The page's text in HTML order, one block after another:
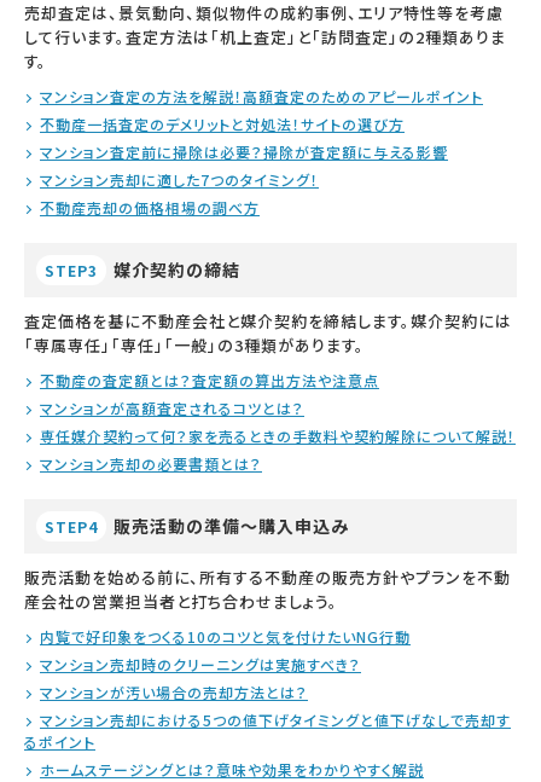
売却査定は、景気動向、類似物件の成約事例、エリア特性等を考慮
して行います。査定方法は「机上査定」と「訪問査定」の2種類ありま
す。
マンション査定の方法を解説！高額査定のためのアピールポイント
不動産一括査定のデメリットと対処法！サイトの選び方
マンション査定前に掃除は必要？掃除が査定額に与える影響
マンション売却に適した7つのタイミング！
不動産売却の価格相場の調べ方
STEP3 媒介契約の締結
査定価格を基に不動産会社と媒介契約を締結します。媒介契約には
「専属専任」「専任」「一般」の3種類があります。
不動産の査定額とは？査定額の算出方法や注意点
マンションが高額査定されるコツとは？
専任媒介契約って何？家を売るときの手数料や契約解除について解説！
マンション売却の必要書類とは？
STEP4 販売活動の準備～購入申込み
販売活動を始める前に、所有する不動産の販売方針やプランを不動
産会社の営業担当者と打ち合わせましょう。
内覧で好印象をつくる10のコツと気を付けたいNG行動
マンション売却時のクリーニングは実施すべき？
マンションが汚い場合の売却方法とは？
マンション売却における5つの値下げタイミングと値下げなしで売却す
るポイント
ホームステージングとは？意味や効果をわかりやすく解説